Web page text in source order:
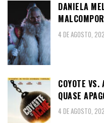
DANIELA
4 DE AGOSTO,
COYOTE VS.
QUASE
4 DE AGOSTO,